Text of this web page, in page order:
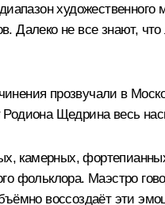
Далеко не все знают,
прозвучали в
Щедрина весь
камерных,
фольклора. Маэстро
воссоздаёт эти